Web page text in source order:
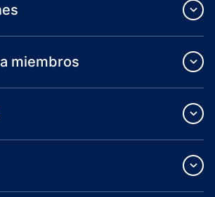
miembros